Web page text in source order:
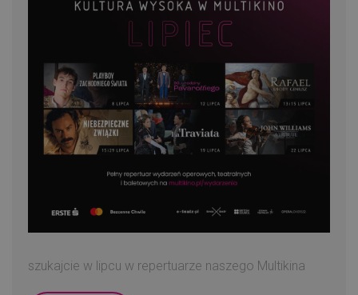
szukajcie w lipcu w repertuarze naszego Multikina